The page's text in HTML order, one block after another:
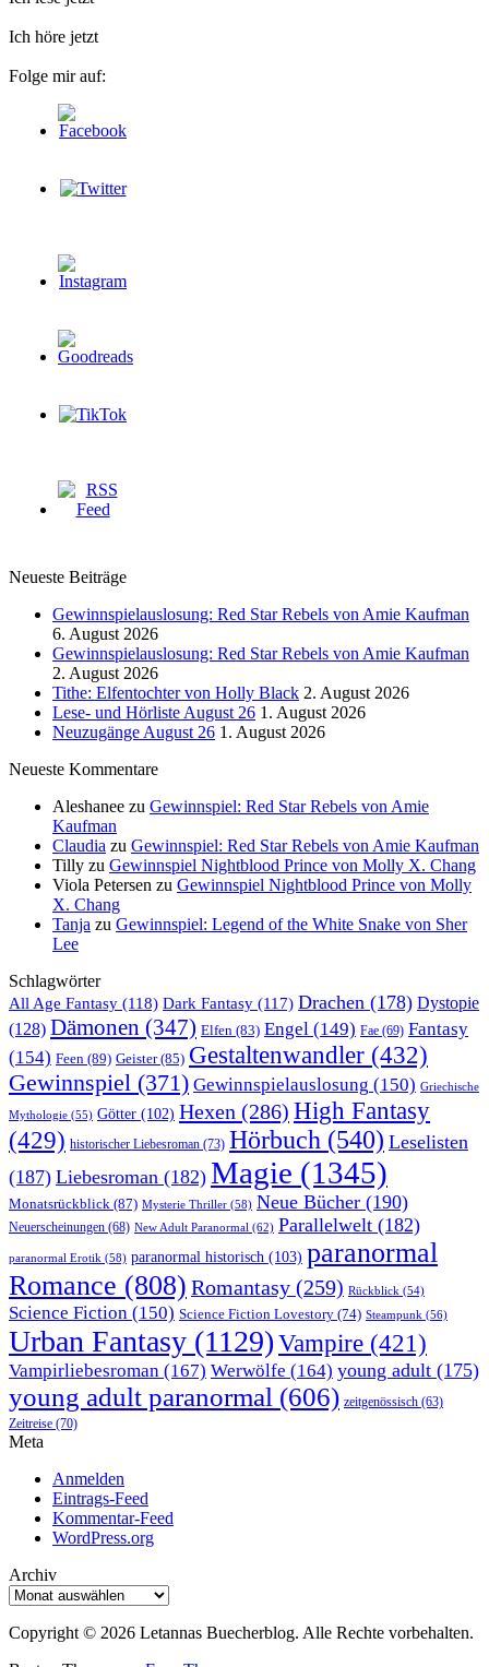
Ich höre jetzt
Folge mir auf:
Neueste Beiträge
Gewinnspielauslosung: Red Star Rebels von Amie Kaufman
6. August 2026
Gewinnspielauslosung: Red Star Rebels von Amie Kaufman
2. August 2026
Tithe: Elfentochter von Holly Black 2. August 2026
Lese- und Hörliste August 26 1. August 2026
Neuzugänge August 26 1. August 2026
Neueste Kommentare
Aleshanee zu Gewinnspiel: Red Star Rebels von Amie
Kaufman
Claudia zu Gewinnspiel: Red Star Rebels von Amie Kaufman
Tilly zu Gewinnspiel Nightblood Prince von Molly X. Chang
Viola Petersen zu Gewinnspiel Nightblood Prince von Molly
X. Chang
Tanja zu Gewinnspiel: Legend of the White Snake von Sher
Lee
Schlagwörter
All Age Fantasy (118) Dark Fantasy (117) Drachen (178) Dystopie
(128) Dämonen (347) Elfen (83) Engel (149) Fae (69) Fantasy
(154) Feen (89) Geister(85) Gestaltenwandler (432)
Gewinnspiel (371) Gewinnspielauslosung (150) Griechische
Mythologie (55) Götter (102) Hexen (286) High Fantasy
(429) historischer Liebesroman (73) Hörbuch (540) Leselisten
(187) Liebesroman (182) Magie (1345)
Monatsrückblick (87) Mysterie Thriller (58) Neue Bücher (190)
Neuerscheinungen (68) New Adult Paranormal (62) Parallelwelt (182)
paranormal Erotik (58) paranormal historisch (103) paranormal
Romance (808) Romantasy (259) Rückblick (54)
Science Fiction (150) Science Fiction Lovestory (74) Steampunk (56)
Urban Fantasy (1129) Vampire (421)
Vampirliebesroman (167) Werwölfe (164) young adult (175)
young adult paranormal (606) zeitgenössisch (63)
Zeitreise (70)
Meta
Anmelden
Eintrags-Feed
Kommentar-Feed
WordPress.org
Archiv
Archiv
Copyright © 2026 Letannas Buecherblog. Alle Rechte vorbehalten.